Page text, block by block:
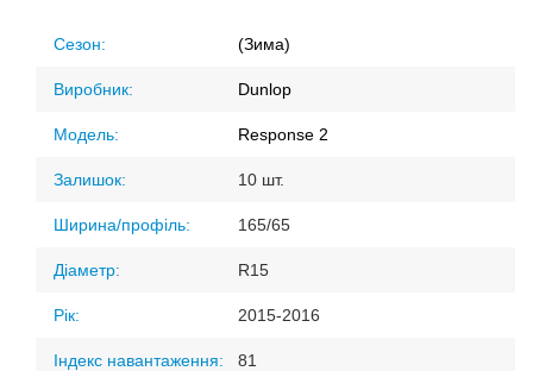
Сезон: (Зима)
Виробник: Dunlop
Модель: Response 2
Залишок: 10 шт.
Ширина/профіль: 165/65
Діаметр: R15
Рік: 2015-2016
Індекс навантаження: 81